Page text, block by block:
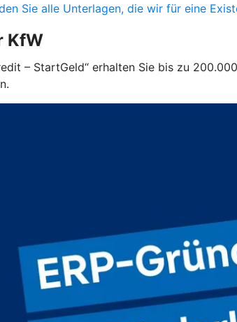
Sie alle Unterlagen, die wir für eine
KfW
– StartGeld“ erhalten Sie bis zu